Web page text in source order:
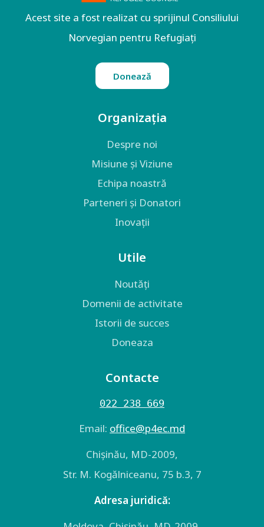
Acest site a fost realizat cu sprijinul Consiliului
Norvegian pentru Refugiați
Donează
Organizația
Despre noi
Misiune și Viziune
Echipa noastră
Parteneri și Donatori
Inovații
Utile
Noutăți
Domenii de activitate
Istorii de succes
Doneaza
Contacte
022 238 669
Email: оffice@p4ec.md
Chişinău, MD-2009,
Str. M. Kogălniceanu, 75 b.3, 7
Adresa juridică: